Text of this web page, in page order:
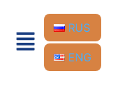
RUS
ENG